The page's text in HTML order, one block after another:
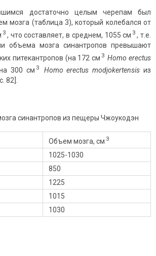
достаточно целым черепам был
мозга (таблица 3), который колебался от
3 , что составляет, в среднем, 1055 см 3 , т.е.
объема мозга синантропов превышают
питекантропов (на 172 см 3 Homo erectus
300 см 3 Homo erectus modjokertensis из
82].
синантропов из пещеры Чжоукодэн
Объем мозга, см 3
1025-1030
850
1225
1015
1030